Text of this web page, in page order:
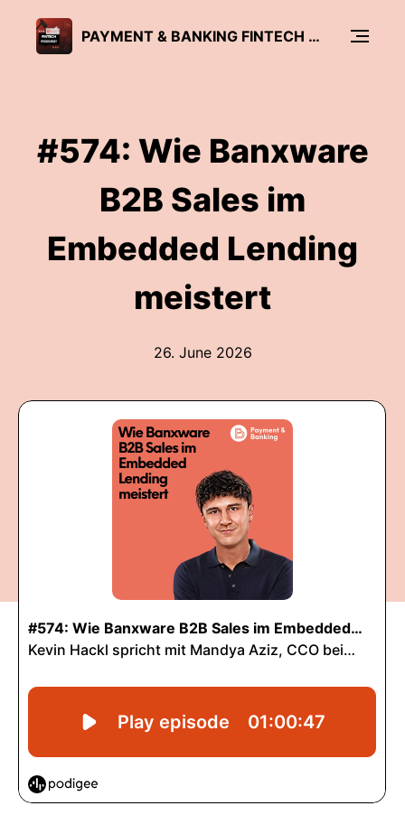
PAYMENT & BANKING FINTECH PODCAST
#574: Wie Banxware
B2B Sales im
Embedded Lending
meistert
26. June 2026